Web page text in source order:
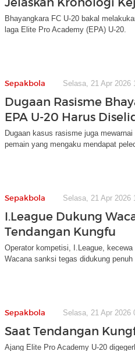
Bhayangkara FC U-20 bakal
laga Elite Pro Academy (EPA) U-20.
Sepakbola Selasa, 21 Apr 2026
Dugaan Rasisme
EPA U-20 Harus
Dugaan kasus rasisme juga
pemain yang mengaku mendapat
Sepakbola Selasa, 21 Apr 2026
I.League Dukung
Tendangan Kungfu
Operator kompetisi, I.League,
Wacana sanksi tegas didukung penuh
Sepakbola Selasa, 21 Apr 2026
Saat Tendangan
Ajang Elite Pro Academy U-20